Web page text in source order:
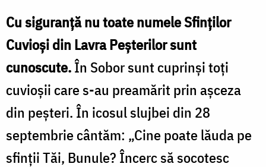
Cu siguranță nu toate numele Sfinților
Cuvioși din Lavra Peșterilor sunt
cunoscute.În Sobor sunt cuprinși toți
cuvioșii care s-au preamărit prin așceza
din peșteri. În icosul slujbei din 28
septembrie cântăm: „Cine poate lăuda pe
sfinții Tăi, Bunule? Încerc să socotesc